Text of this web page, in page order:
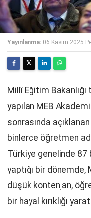
Yayınlanma: 06 Kasım 2025
Millî Eğitim
yapılan MEB Akademi
sonrasında
binlerce öğretmen
Türkiye genelinde
yaptığı bir dönemde,
düşük kontenjan,
bir hayal kırıklığı